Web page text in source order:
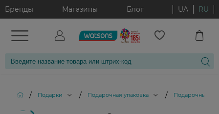
Бренды Магазины Блог UA RU
/ Подарки / Подарочная упаковка / Подарочные